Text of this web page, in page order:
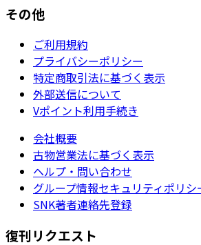
その他
ご利用規約
プライバシーポリシー
特定商取引法に基づく表示
外部送信について
Vポイント利用手続き
会社概要
古物営業法に基づく表示
ヘルプ・問い合わせ
グループ情報セキュリティポリシ
SNK著者連絡先登録
復刊リクエスト